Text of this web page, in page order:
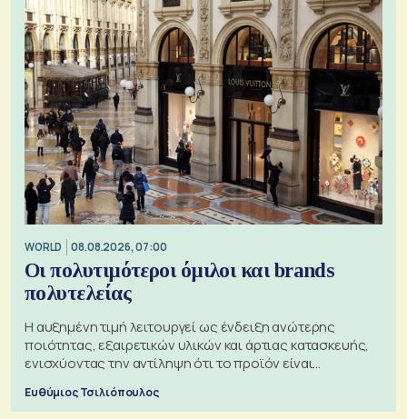
WORLD 08.08.2026, 07:00
Οι πολυτιμότεροι όμιλοι και brands
πολυτελείας
Η αυξημένη τιμή λειτουργεί ως ένδειξη ανώτερης
ποιότητας, εξαιρετικών υλικών και άρτιας κατασκευής,
ενισχύοντας την αντίληψη ότι το προϊόν είναι
ξεχωριστό
Ευθύμιος Τσιλιόπουλος